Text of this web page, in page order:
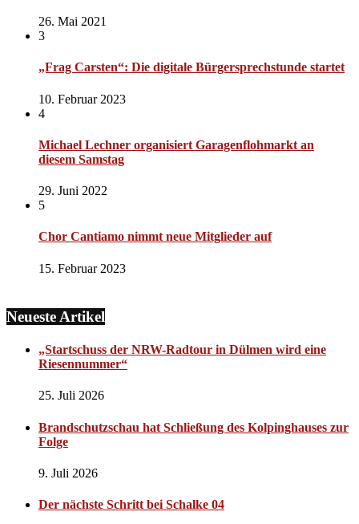
26. Mai 2021
3
„Frag Carsten“: Die digitale Bürgersprechstunde startet
10. Februar 2023
4
Michael Lechner organisiert Garagenflohmarkt an
diesem Samstag
29. Juni 2022
5
Chor Cantiamo nimmt neue Mitglieder auf
15. Februar 2023
Neueste Artikel
„Startschuss der NRW-Radtour in Dülmen wird eine
Riesennummer“
25. Juli 2026
Brandschutzschau hat Schließung des Kolpinghauses zur
Folge
9. Juli 2026
Der nächste Schritt bei Schalke 04